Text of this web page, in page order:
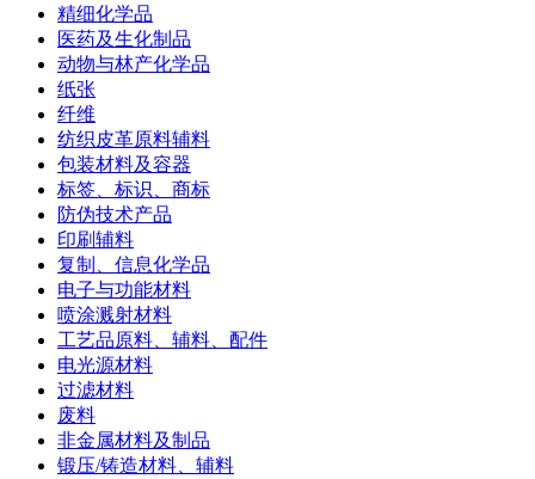
精细化学品
医药及生化制品
动物与林产化学品
纸张
纤维
纺织皮革原料辅料
包装材料及容器
标签、标识、商标
防伪技术产品
印刷辅料
复制、信息化学品
电子与功能材料
喷涂溅射材料
工艺品原料、辅料、配件
电光源材料
过滤材料
废料
非金属材料及制品
锻压/铸造材料、辅料